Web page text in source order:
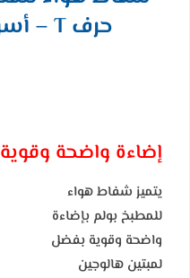
حرف T – أسود T 90-NERO
إضاءة واضحة وقوية
يتميز شفاط هواء
للمطبخ بولم بإضاءة
واضحة وقوية بفضل
لمبتين هالوجين